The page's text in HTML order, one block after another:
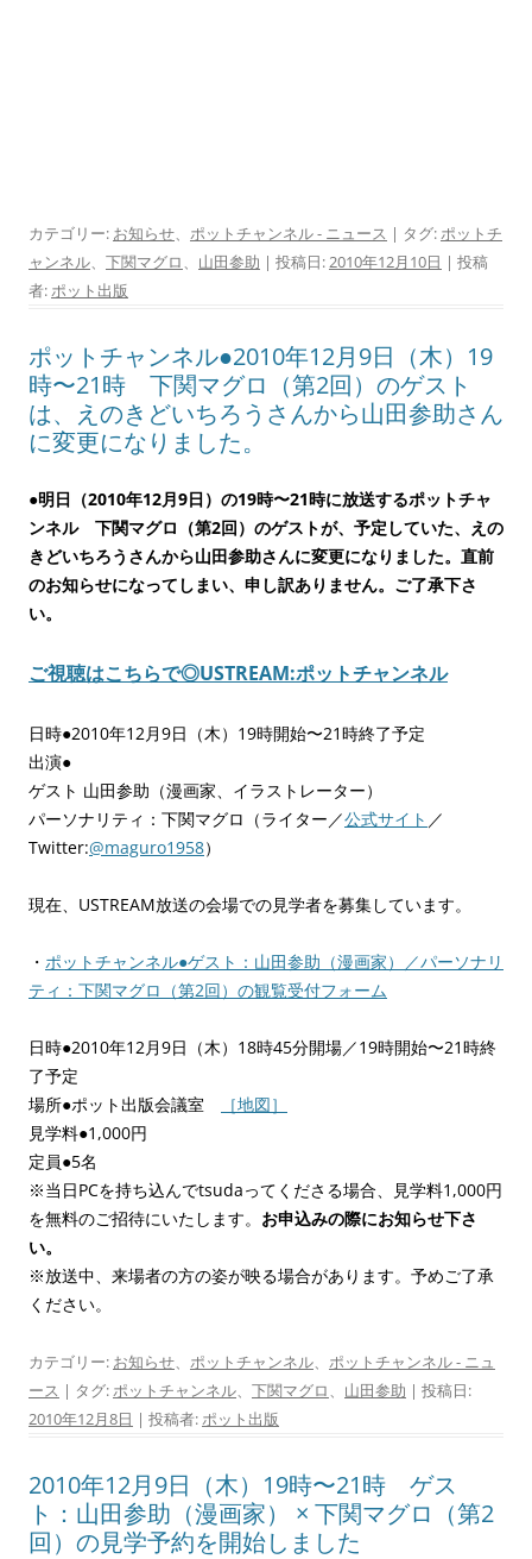
カテゴリー: お知らせ、 ポットチャンネル - ニュース | タグ:ポットチ
ャンネル、 下関マグロ、 山田参助 | 投稿日:2010年12月10日 | 投稿
者:ポット出版
ポットチャンネル●2010年12月9日（木）19
時〜21時 下関マグロ（第2回）のゲスト
は、えのきどいちろうさんから山田参助さん
に変更になりました。
●明日（2010年12月9日）の19時〜21時に放送するポットチャ
ンネル 下関マグロ（第2回）のゲストが、予定していた、えの
きどいちろうさんから山田参助さんに変更になりました。直前
のお知らせになってしまい、申し訳ありません。ご了承下さ
い。
ご視聴はこちらで◎USTREAM:ポットチャンネル
日時●2010年12月9日（木）19時開始〜21時終了予定
出演●
ゲスト 山田参助（漫画家、イラストレーター）
パーソナリティ：下関マグロ（ライター／公式サイト ／
Twitter:@maguro1958）
現在、USTREAM放送の会場での見学者を募集しています。
・ ポットチャンネル●ゲスト：山田参助（漫画家）／パーソナリ
ティ：下関マグロ（第2回）の観覧受付フォーム
日時●2010年12月9日（木）18時45分開場／19時開始〜21時終
了予定
場所●ポット出版会議室
［地図］
見学料●1,000円
定員●5名
※当日PCを持ち込んでtsudaってくださる場合、見学料1,000円
を無料のご招待にいたします。 お申込みの際にお知らせ下さ
い。
※放送中、来場者の方の姿が映る場合があります。予めご了承
ください。
カテゴリー: お知らせ、 ポットチャンネル、 ポットチャンネル - ニュ
ース | タグ:ポットチャンネル、 下関マグロ、 山田参助 | 投稿日:
2010年12月8日 | 投稿者:ポット出版
2010年12月9日（木）19時〜21時 ゲス
ト：山田参助（漫画家） × 下関マグロ（第2
回）の見学予約を開始しました